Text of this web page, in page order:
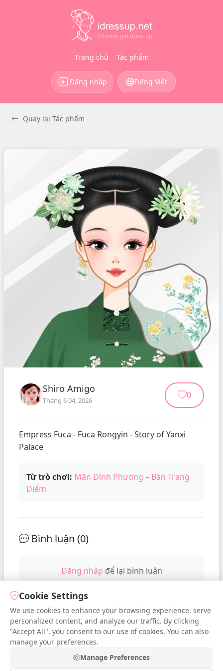
Trang chủ Tác phẩm
Đăng nhập Tiếng Việt
Quay lại Tác phẩm
Shiro Amigo
Tháng 6 04, 2026 0
Empress Fuca - Fuca Rongyin - Story of Yanxi
Palace
Từ trò chơi: Mãn Đình Phương – Bàn Trang
Điểm
Bình luận (0)
Đăng nhập để lại bình luận
No comments yet. Be the first to
comment!
Cookie Settings
We use cookies to enhance your browsing experience, serve
personalized content, and analyze our traffic. By clicking
"Accept All", you consent to our use of cookies. You can also
manage your preferences.
Manage Preferences